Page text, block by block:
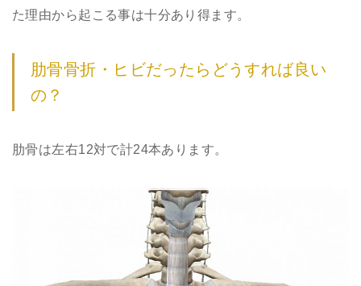
た理由から起こる事は十分あり得ます。
肋骨骨折・ヒビだったらどうすれば良い
の？
肋骨は左右12対で計24本あります。